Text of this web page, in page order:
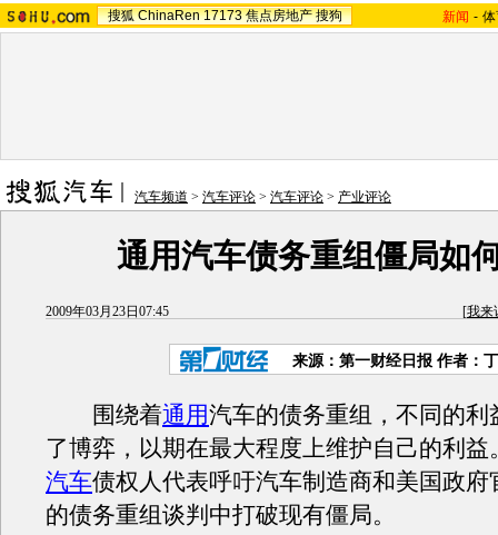
搜狐 ChinaRen 17173 焦点房地产 搜狗 新闻 -
汽车频道 > 汽车评论 > 汽车评论 > 产业评论
通用汽车债务重组僵局如
2009年03月23日07:45 [我来
来源：第一财经日报 作者：
围绕着通用汽车的债务重组，不同的利
了博弈，以期在最大程度上维护自己的利益
汽车债权人代表呼吁汽车制造商和美国政府
的债务重组谈判中打破现有僵局。